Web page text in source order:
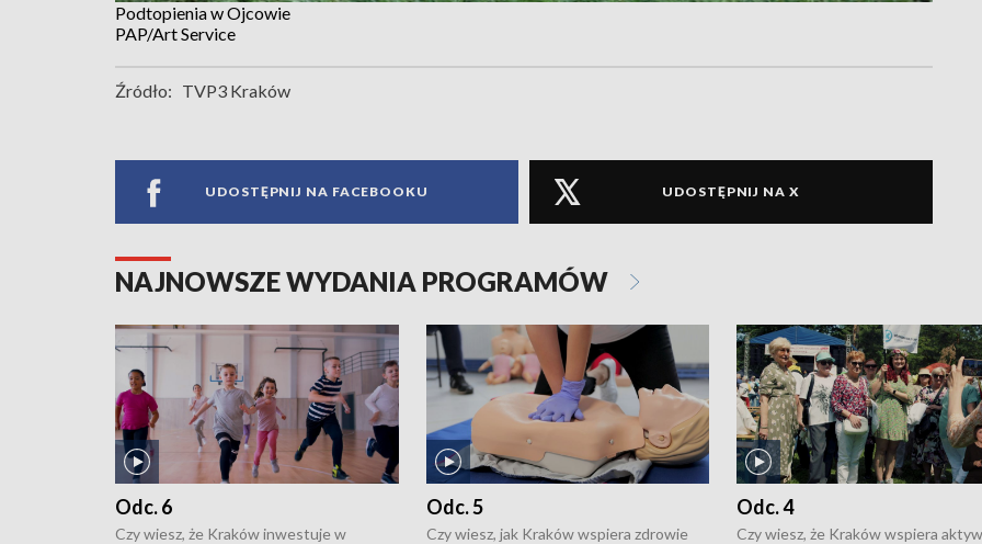
Podtopienia w Ojcowie
PAP/Art Service
Źródło: TVP3 Kraków
UDOSTĘPNIJ NA FACEBOOKU UDOSTĘPNIJ NA X
NAJNOWSZE WYDANIA PROGRAMÓW
Odc. 6
Czy wiesz, że Kraków inwestuje w
Odc. 5
Czy wiesz, jak Kraków wspiera zdrowie
Odc. 4
Czy wiesz, że Kraków wspiera